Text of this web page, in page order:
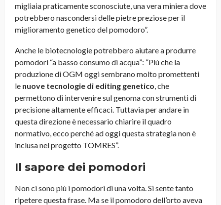
migliaia praticamente sconosciute, una vera miniera dove
potrebbero nascondersi delle pietre preziose per il
miglioramento genetico del pomodoro”.
Anche le biotecnologie potrebbero aiutare a produrre
pomodori “a basso consumo di acqua”: “Più che la
produzione di OGM oggi sembrano molto promettenti
le nuove tecnologie di editing genetico, che
permettono di intervenire sul genoma con strumenti di
precisione altamente efficaci. Tuttavia per andare in
questa direzione è necessario chiarire il quadro
normativo, ecco perché ad oggi questa strategia non è
inclusa nel progetto TOMRES”.
Il sapore dei pomodori
Non ci sono più i pomodori di una volta. Si sente tanto
ripetere questa frase. Ma se il pomodoro dell’orto aveva